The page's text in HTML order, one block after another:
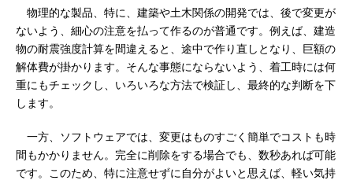
物理的な製品、特に、建築や土木関係の開発では、後で変更が
ないよう、細心の注意を払って作るのが普通です。例えば、建造
物の耐震強度計算を間違えると、途中で作り直しとなり、巨額の
解体費が掛かります。そんな事態にならないよう、着工時には何
重にもチェックし、いろいろな方法で検証し、最終的な判断を下
します。
一方、ソフトウェアでは、変更はものすごく簡単でコストも時
間もかかりません。完全に削除をする場合でも、数秒あれば可能
です。このため、特に注意せずに自分がよいと思えば、軽い気持